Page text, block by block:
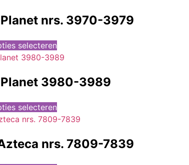
nrs. 3970-3979
selecteren
3980-3989
selecteren
nrs. 7809-7839